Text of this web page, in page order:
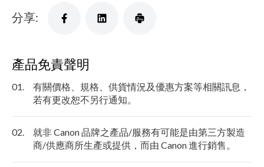
分享:
產品免責聲明
01.
有關價格、規格、供貨情況及優惠方案等相關訊息，
若有更改恕不另行通知。
02.
就非 Canon 品牌之產品/服務有可能是由第三方製造
商/供應商所生產或提供，而由 Canon 進行銷售。